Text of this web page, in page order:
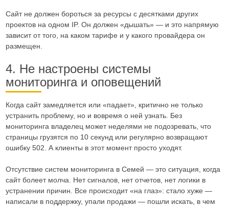
Сайт не должен бороться за ресурсы с десятками других
проектов на одном IP. Он должен «дышать» — и это напрямую
зависит от того, на каком тарифе и у какого провайдера он
размещен.
4. Не настроены системы
мониторинга и оповещений
Когда сайт замедляется или «падает», критично не только
устранить проблему, но и вовремя о ней узнать. Без
мониторинга владелец может неделями не подозревать, что
страницы грузятся по 10 секунд или регулярно возвращают
ошибку 502. А клиенты в этот момент просто уходят.
Отсутствие систем мониторинга в Семей — это ситуация, когда
сайт болеет молча. Нет сигналов, нет отчетов, нет логики в
устранении причин. Все происходит «на глаз»: стало хуже —
написали в поддержку, упали продажи — пошли искать, в чем